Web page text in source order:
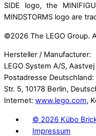
SIDE logo, the
MINDSTORMS logo are
©2026 The LEGO Group.
Hersteller / Manufacturer:
LEGO System A/S,
Postadresse
Str. 5, 10178 Berlin,
Internet: www.lego.com,
© 2026 Kübo
Impressum